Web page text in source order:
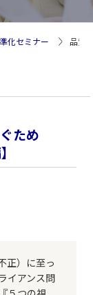
化セミナー 品質
ため
正）に至っ
イアンス問